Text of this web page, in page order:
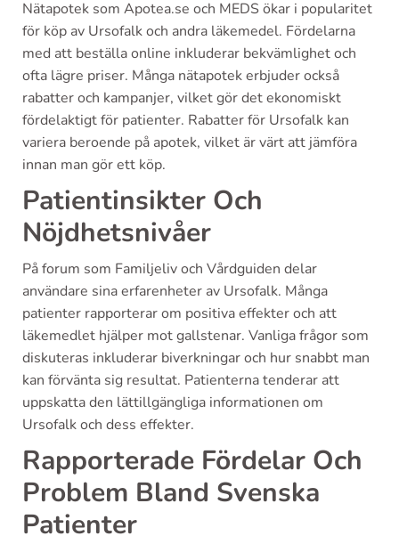
Nätapotek som Apotea.se och MEDS ökar i popularitet
för köp av Ursofalk och andra läkemedel. Fördelarna
med att beställa online inkluderar bekvämlighet och
ofta lägre priser. Många nätapotek erbjuder också
rabatter och kampanjer, vilket gör det ekonomiskt
fördelaktigt för patienter. Rabatter för Ursofalk kan
variera beroende på apotek, vilket är värt att jämföra
innan man gör ett köp.
Patientinsikter Och
Nöjdhetsnivåer
På forum som Familjeliv och Vårdguiden delar
användare sina erfarenheter av Ursofalk. Många
patienter rapporterar om positiva effekter och att
läkemedlet hjälper mot gallstenar. Vanliga frågor som
diskuteras inkluderar biverkningar och hur snabbt man
kan förvänta sig resultat. Patienterna tenderar att
uppskatta den lättillgängliga informationen om
Ursofalk och dess effekter.
Rapporterade Fördelar Och
Problem Bland Svenska
Patienter